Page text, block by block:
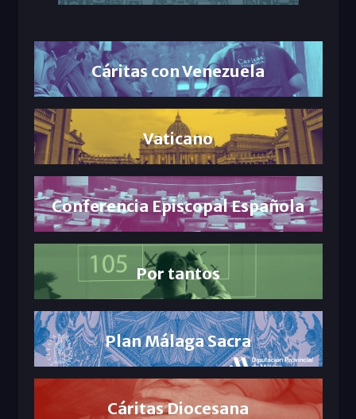
Cáritas con Venezuela
Vaticano
Conferencia Episcopal Española
Por tantos
Plan Málaga Sacra
Cáritas Diocesana